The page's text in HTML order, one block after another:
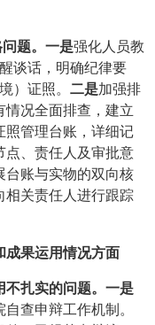
题。一是强化人员教
谈话，明确纪律要
）证照。二是加强排
情况全面排查，建立
照管理台账，详细记
点、责任人及审批意
台账与实物的双向核
相关责任人进行跟踪
成果运用情况方面
不扎实的问题。一是
查申辩工作机制。